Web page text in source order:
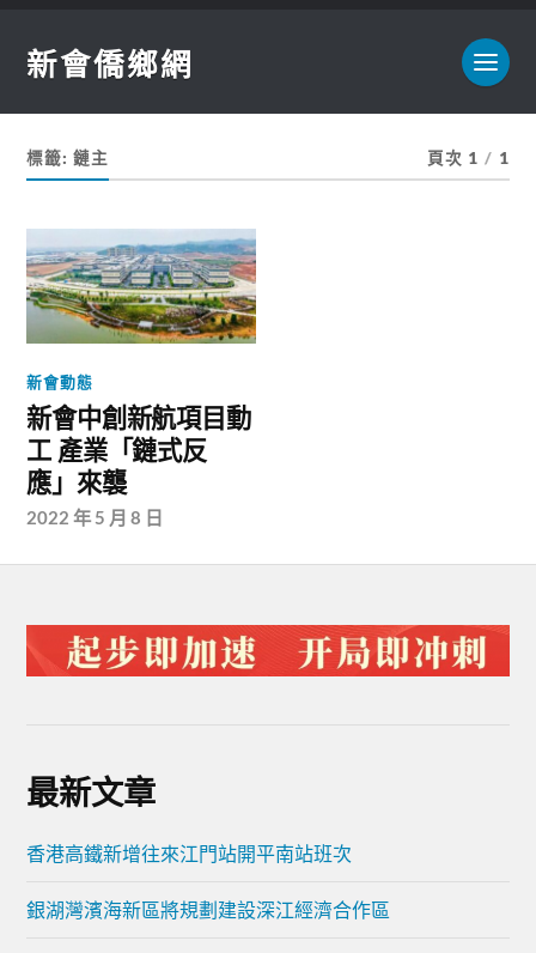
新會僑鄉網
標籤:鏈主 頁次 1 / 1
新會動態
新會中創新航項目動
工 產業「鏈式反
應」來襲
2022 年 5 月 8 日
最新文章
香港高鐵新增往來江門站開平南站班次
銀湖灣濱海新區將規劃建設深江經濟合作區